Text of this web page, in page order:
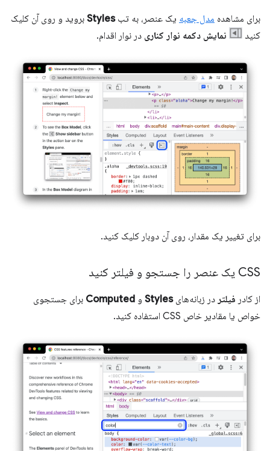
برای مشاهده مدل جعبه یک عنصر، به تبStyles بروید و روی آن کلیک
کنید
نمایش دکمه نوار کناری در نوار اقدام.
برای تغییر یک مقدار، روی آن دوبار کلیک کنید.
CSS یک عنصر را جستجو و فیلتر کنید
از کادر فیلتر در زبانه‌هایStyles و Computed برای جستجوی
خواص یا مقادیر خاص CSS استفاده کنید.